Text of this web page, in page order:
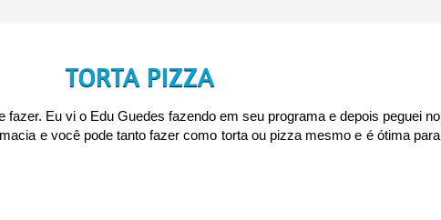
TORTA PIZZA
fazer. Eu vi o Edu Guedes fazendo em seu programa e depois peguei no
e você pode tanto fazer como torta ou pizza mesmo e é ótima para